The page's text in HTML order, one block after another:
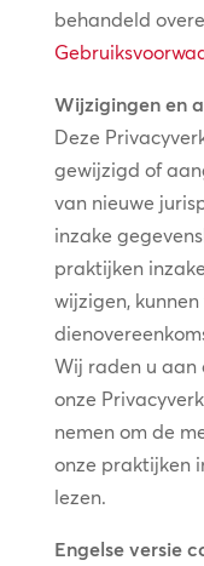
behandeld
Wijzigingen en
Deze
gewijzigd of
van nieuwe
inzake
praktijken
wijzigen,
Wij raden u aan
onze
nemen om de
onze praktijken
lezen.
Engelse versie